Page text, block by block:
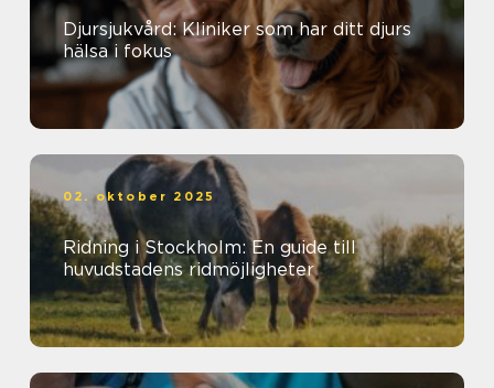
Djursjukvård: Kliniker som har ditt djurs
hälsa i fokus
02. oktober 2025
Ridning i Stockholm: En guide till
huvudstadens ridmöjligheter